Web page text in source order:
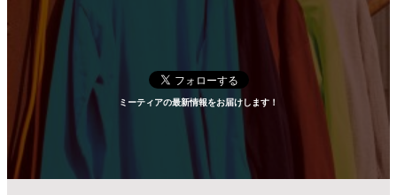
ミーティアの最新情報をお届けします！